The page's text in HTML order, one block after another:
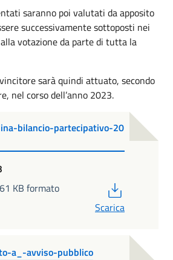
saranno poi valutati da apposito
successivamente sottoposti nei
votazione da parte di tutta la
sarà quindi attuato, secondo
nel corso dell’anno 2023.
bilancio-partecipativo-20
KB formato
Scarica
a_-avviso-pubblico